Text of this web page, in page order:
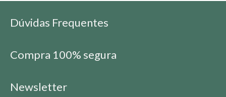
Dúvidas Frequentes
Compra 100% segura
Newsletter